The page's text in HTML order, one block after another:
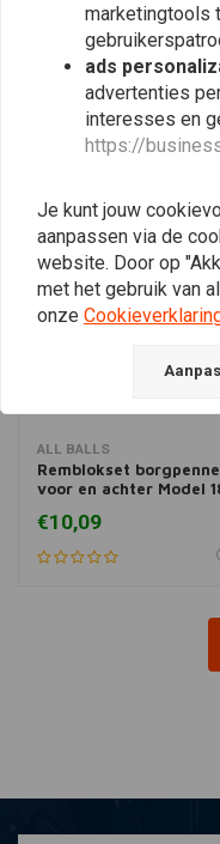
Vergelijkbare
ALL BALLS
Remblokset
voor en achter Model
€10,09
marketingtools
ads
advertenties
interesses en
https://
Je kunt jouw
aanpassen via de
website. Door op
met het gebruik van
onze